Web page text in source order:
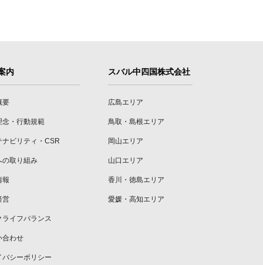
内
要
念・行動規範
ナビリティ・CSR
の取り組み
報
営
ライフバランス
合わせ
バシーポリシー
スバル中四国株式会社
広島エリア
鳥取・島根エリア
岡山エリア
山口エリア
香川・徳島エリア
愛媛・高知エリア